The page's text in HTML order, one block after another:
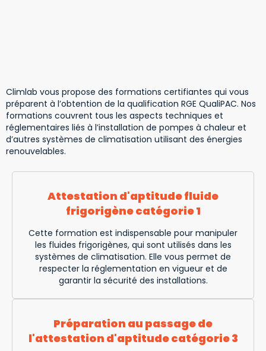
Climlab vous propose des formations certifiantes qui vous
préparent à l’obtention de la qualification RGE QualiPAC. Nos
formations couvrent tous les aspects techniques et
réglementaires liés à l’installation de pompes à chaleur et
d’autres systèmes de climatisation utilisant des énergies
renouvelables.
Attestation d'aptitude fluide
frigorigène catégorie 1
Cette formation est indispensable pour manipuler
les fluides frigorigènes, qui sont utilisés dans les
systèmes de climatisation. Elle vous permet de
respecter la réglementation en vigueur et de
garantir la sécurité des installations.
Préparation au passage de
l'attestation d'aptitude catégorie 3